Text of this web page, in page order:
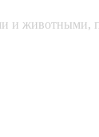
и животными,